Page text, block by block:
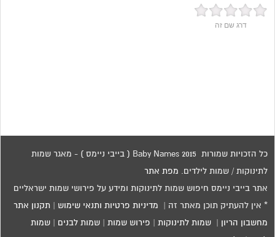
דרג שם זה
כל הזכויות שמורות 2015 Baby Names ( בייבי ניימס ) - מאגר שמות
לתינוקות / שמות לילדים. מפת אתר
אתר בייבי ניימס חיפוש שמות לתינוקות ומידע על פירושי שמות ישראליים
* אין להעתיק תוכן מאתר זה | מדיניות פרטיות ותנאי שימוש תקנון אתר
מחשבון הריון |שמות לתינוקות פירוש שמות |שמות לבנים |שמות